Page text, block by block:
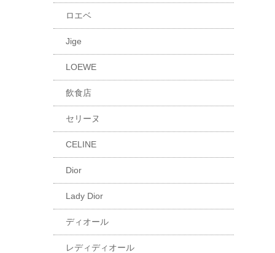
ロエベ
Jige
LOEWE
飲食店
セリーヌ
CELINE
Dior
Lady Dior
ディオール
レディディオール